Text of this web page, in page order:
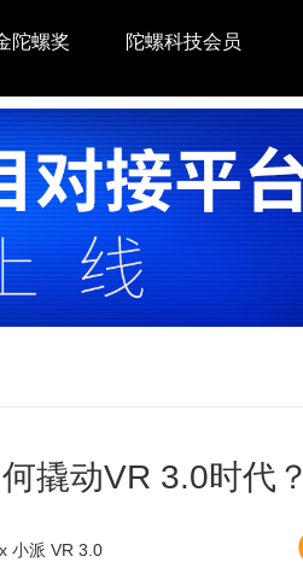
陀螺奖 陀螺科技会员
撬动VR 3.0时代？
小派 VR 3.0